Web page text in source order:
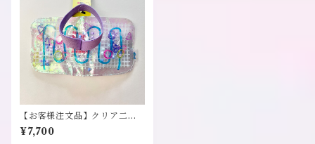
【お客様注文品】クリア二つ
折り財布《NEO》
¥7,700